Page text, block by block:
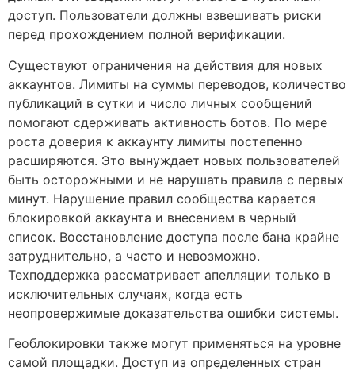
доступ. Пользователи должны взвешивать риски
перед прохождением полной верификации.
Существуют ограничения на действия для новых
аккаунтов. Лимиты на суммы переводов, количество
публикаций в сутки и число личных сообщений
помогают сдерживать активность ботов. По мере
роста доверия к аккаунту лимиты постепенно
расширяются. Это вынуждает новых пользователей
быть осторожными и не нарушать правила с первых
минут. Нарушение правил сообщества карается
блокировкой аккаунта и внесением в черный
список. Восстановление доступа после бана крайне
затруднительно, а часто и невозможно.
Техподдержка рассматривает апелляции только в
исключительных случаях, когда есть
неопровержимые доказательства ошибки системы.
Геоблокировки также могут применяться на уровне
самой площадки. Доступ из определенных стран